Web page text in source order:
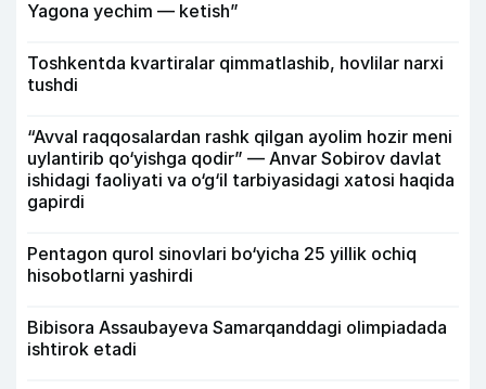
Yagona yechim — ketish”
Toshkentda kvartiralar qimmatlashib, hovlilar narxi
tushdi
“Avval raqqosalardan rashk qilgan ayolim hozir meni
uylantirib qo‘yishga qodir” — Anvar Sobirov davlat
ishidagi faoliyati va o‘g‘il tarbiyasidagi xatosi haqida
gapirdi
Pentagon qurol sinovlari bo‘yicha 25 yillik ochiq
hisobotlarni yashirdi
Bibisora Assaubayeva Samarqanddagi olimpiadada
ishtirok etadi